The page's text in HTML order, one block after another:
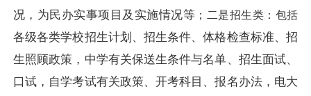
况，为民办实事项目及实施情况等 ；二是招生类：包括
各级各类学校招生计划、招生条件、体格检查标准、招
生照顾政策，中学有关保送生条件与名单、招生面试、
口试，自学考试有关政策、开考科目、报名办法，电大